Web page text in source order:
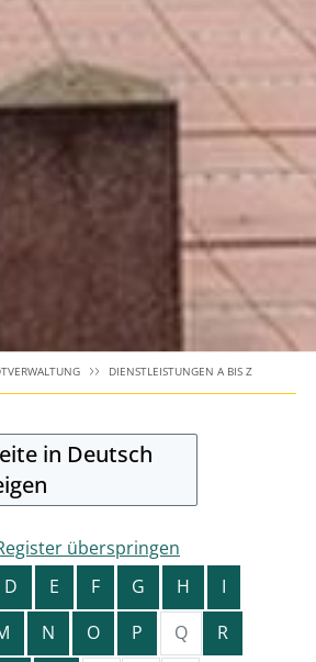
DIENSTLEISTUNGEN A BIS Z
in Deutsch
überspringen
D E F G H
I
N O P Q R